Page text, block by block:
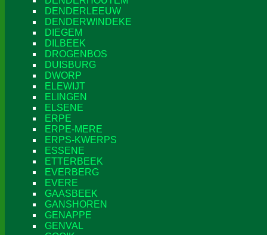
DENDERLEEUW
DENDERWINDEKE
DIEGEM
DILBEEK
DROGENBOS
DUISBURG
DWORP
ELEWIJT
ELINGEN
ELSENE
ERPE
ERPE-MERE
ERPS-KWERPS
ESSENE
ETTERBEEK
EVERBERG
EVERE
GAASBEEK
GANSHOREN
GENAPPE
GENVAL